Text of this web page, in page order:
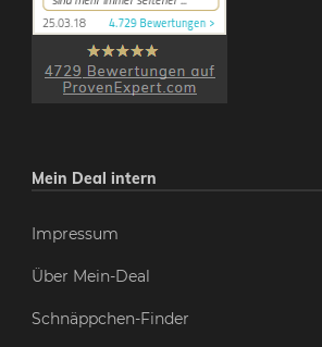
Mein Deal intern
Impressum
Über Mein-Deal
Schnäppchen-Finder